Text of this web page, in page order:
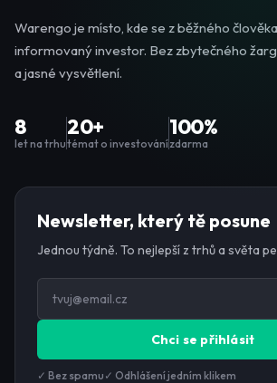
Warengo je místo, kde se z běžného
informovaný investor. Bez zbytečného
a jasné vysvětlení.
8
let na trhu
20+
témat o investování
100%
zdarma
Newsletter, který tě posune
Jednou týdně. To nejlepší z trhů a světa
Chci se přihlásit
✓ Bez spamu ✓ Odhlášení jedním klikem